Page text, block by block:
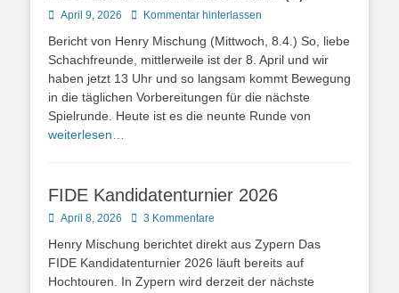
Posted
April 9, 2026 Kommentar hinterlassen
Bericht von Henry Mischung (Mittwoch, 8.4.) So, liebe
Schachfreunde, mittlerweile ist der 8. April und wir
haben jetzt 13 Uhr und so langsam kommt Bewegung
in die täglichen Vorbereitungen für die nächste
Spielrunde. Heute ist es die neunte Runde von
weiterlesen…
FIDE Kandidatenturnier 2026
Posted
April 8, 2026 3 Kommentare
Henry Mischung berichtet direkt aus Zypern Das
FIDE Kandidatenturnier 2026 läuft bereits auf
Hochtouren. In Zypern wird derzeit der nächste